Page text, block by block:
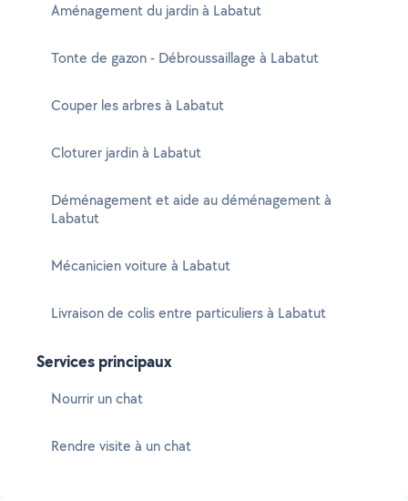
Aménagement du jardin à Labatut
Tonte de gazon - Débroussaillage à Labatut
Couper les arbres à Labatut
Cloturer jardin à Labatut
Déménagement et aide au déménagement à
Labatut
Mécanicien voiture à Labatut
Livraison de colis entre particuliers à Labatut
Services principaux
Nourrir un chat
Rendre visite à un chat